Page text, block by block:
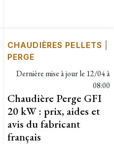
CHAUDIÈRES PELLETS
PERGE
Dernière mise à jour le 12/04 à
08:00
Chaudière Perge GFI
20 kW : prix, aides et
avis du fabricant
français